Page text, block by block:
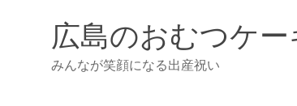
広島のおむつケ
みんなが笑顔になる出産祝い